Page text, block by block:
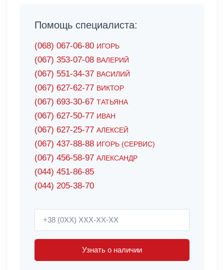
Помощь специалиста:
(068) 067-06-80 ИГОРЬ
(067) 353-07-08 ВАЛЕРИЙ
(067) 551-34-37 ВАСИЛИЙ
(067) 627-62-77 ВИКТОР
(067) 693-30-67 ТАТЬЯНА
(067) 627-50-77 ИВАН
(067) 627-25-77 АЛЕКСЕЙ
(067) 437-88-88 ИГОРЬ (СЕРВИС)
(067) 456-58-97 АЛЕКСАНДР
(044) 451-86-85
(044) 205-38-70
Узнать о наличии